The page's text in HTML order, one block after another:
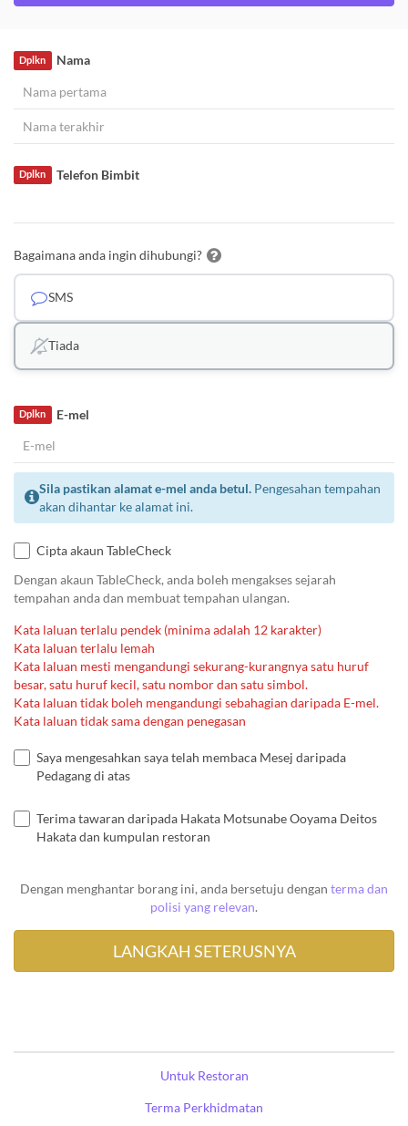
Nama
Dplkn
Telefon Bimbit
Dplkn
Bagaimana anda ingin dihubungi?
SMS
Tiada
E-mel
Dplkn
Sila pastikan alamat e-mel anda betul. Pengesahan tempahan
akan dihantar ke alamat ini.
Cipta akaun TableCheck
Dengan akaun TableCheck, anda boleh mengakses sejarah
tempahan anda dan membuat tempahan ulangan.
Kata laluan terlalu pendek (minima adalah 12 karakter)
Kata laluan terlalu lemah
Kata laluan mesti mengandungi sekurang-kurangnya satu huruf
besar, satu huruf kecil, satu nombor dan satu simbol.
Kata laluan tidak boleh mengandungi sebahagian daripada E-mel.
Kata laluan tidak sama dengan penegasan
Saya mengesahkan saya telah membaca Mesej daripada
Pedagang di atas
Terima tawaran daripada Hakata Motsunabe Ooyama Deitos
Hakata dan kumpulan restoran
Dengan menghantar borang ini, anda bersetuju dengan terma dan
polisi yang relevan.
Untuk Restoran
Terma Perkhidmatan